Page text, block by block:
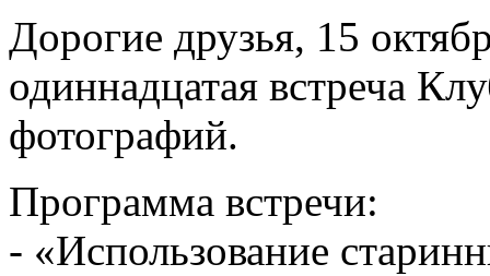
Дорогие друзья, 15
одиннадцатая встреча
фотографий.
Программа встречи:
- «Использование